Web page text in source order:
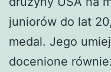
juniorów do lat
medal. Jego
docenione